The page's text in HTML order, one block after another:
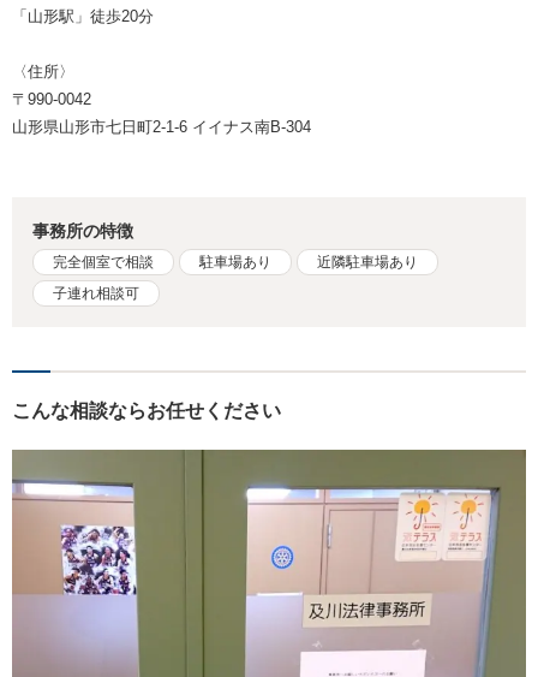
「山形駅」徒歩20分
〈住所〉
〒990-0042
山形県山形市七日町2-1-6 イイナス南B-304
事務所の特徴
完全個室で相談 駐車場あり
近隣駐車場あり
子連れ相談可
こんな相談ならお任せください